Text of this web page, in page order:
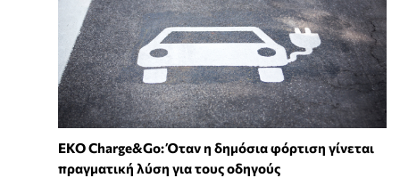
EKO Charge&Go: Όταν η δημόσια φόρτιση γίνεται
πραγματική λύση για τους οδηγούς